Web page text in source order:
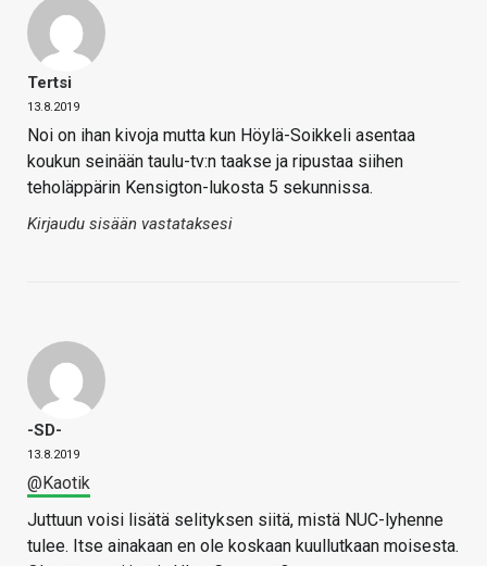
Tertsi
13.8.2019
Noi on ihan kivoja mutta kun Höylä-Soikkeli asentaa
koukun seinään taulu-tv:n taakse ja ripustaa siihen
teholäppärin Kensigton-lukosta 5 sekunnissa.
Kirjaudu sisään vastataksesi
-SD-
13.8.2019
@Kaotik
Juttuun voisi lisätä selityksen siitä, mistä NUC-lyhenne
tulee. Itse ainakaan en ole koskaan kuullutkaan moisesta.